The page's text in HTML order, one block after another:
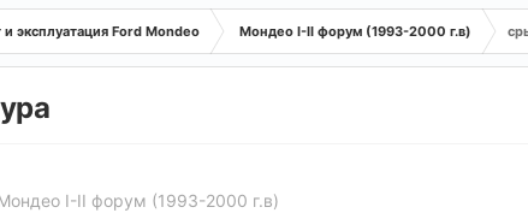
эксплуатация Ford Mondeo Мондео I-II форум (1993-2000 г.в)
I-II форум (1993-2000 г.в)